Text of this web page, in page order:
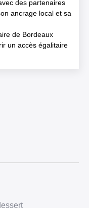
des partenaires
ancrage local et sa
de Bordeaux
un accès égalitaire